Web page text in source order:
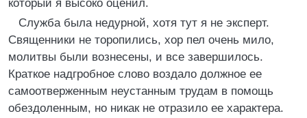
который я высоко оценил.
Служба была недурной, хотя тут я не эксперт.
Священники не торопились, хор пел очень мило,
молитвы были вознесены, и все завершилось.
Краткое надгробное слово воздало должное ее
самоотверженным неустанным трудам в помощь
обездоленным, но никак не отразило ее характера.